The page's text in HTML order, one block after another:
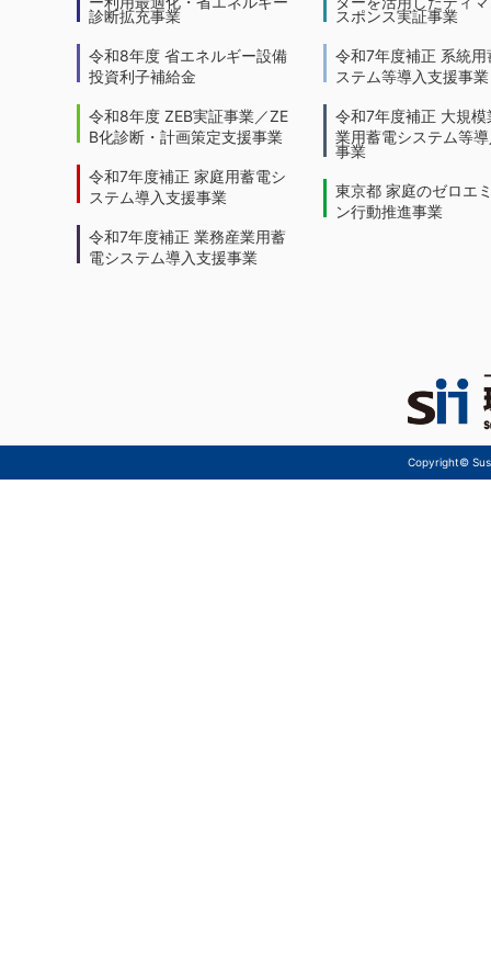
診断拡充事業
令和8年度 省エネルギー設備
投資利子補給金
令和8年度 ZEB実証事業／ZE
B化診断・計画策定支援事業
令和7年度補正 家庭用蓄電シ
ステム導入支援事業
令和7年度補正 業務産業用蓄
電システム導入支援事業
スポンス実証事業
令和7年度補正 系統用
ステム等導入支援事業
令和7年度補正 大規模
業用蓄電システム等
事業
東京都 家庭のゼロエ
ン行動推進事業
Copyright©